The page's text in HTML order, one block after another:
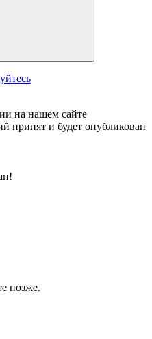
на нашем сайте
принят и будет опубликован
позже.